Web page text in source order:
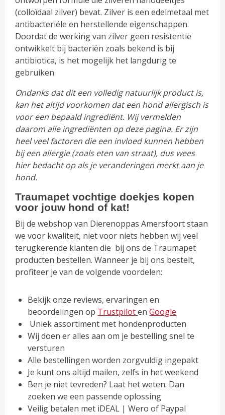
(colloïdaal zilver) bevat. Zilver is een edelmetaal met
antibacteriële en herstellende eigenschappen.
Doordat de werking van zilver geen resistentie
ontwikkelt bij bacteriën zoals bekend is bij
antibiotica, is het mogelijk het langdurig te
gebruiken.
Ondanks dat dit een volledig natuurlijk product is,
kan het altijd voorkomen dat een hond allergisch is
voor een bepaald ingrediënt. Wij vermelden
daarom alle ingrediënten op deze pagina. Er zijn
heel veel factoren die een invloed kunnen hebben
bij een allergie (zoals eten van straat), dus wees
hier bedacht op als je veranderingen merkt aan je
hond.
Traumapet vochtige doekjes kopen
voor jouw hond of kat!
Bij de webshop van Dierenoppas Amersfoort staan
we voor kwaliteit, niet voor niets hebben wij veel
terugkerende klanten die bij ons de Traumapet
producten bestellen. Wanneer je bij ons bestelt,
profiteer je van de volgende voordelen:
Bekijk onze reviews, ervaringen en
beoordelingen op TrustpilotenGoogle
Uniek assortiment met hondenproducten
Wij doen er alles aan om je bestelling snel te
versturen
Alle bestellingen worden zorgvuldig ingepakt
Je kunt ons altijd mailen, zelfs in het weekend
Ben je niet tevreden? Laat het weten. Dan
zoeken we een passende oplossing
Veilig betalen met iDEAL | Wero of Paypal